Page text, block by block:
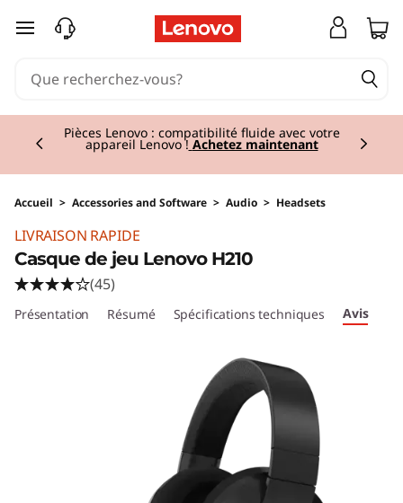
passer au contenu principal
Pièces Lenovo : compatibilité fluide avec votre
appareil Lenovo ! Achetez maintenant
Currently displaying item 2 of 3
Accueil > Accessories and Software > Audio > Headsets
LIVRAISON RAPIDE
Casque de jeu Lenovo H210
(45)
Présentation Résumé Spécifications techniques Avis